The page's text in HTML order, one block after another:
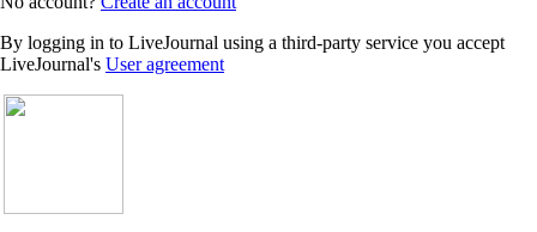
By logging in to LiveJournal using a third-party service you accept
LiveJournal's User agreement